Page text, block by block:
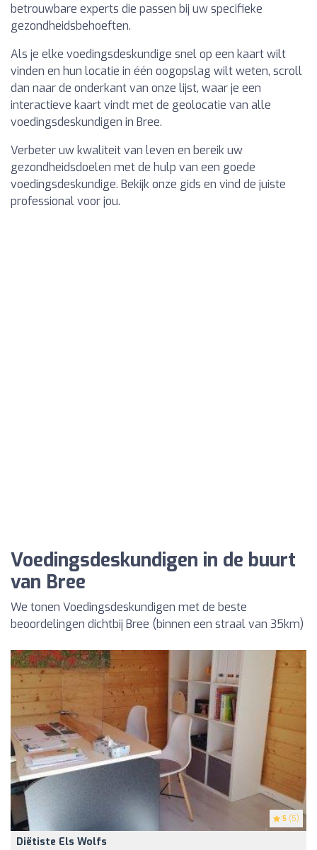
betrouwbare experts die passen bij uw specifieke
gezondheidsbehoeften.
Als je elke voedingsdeskundige snel op een kaart wilt
vinden en hun locatie in één oogopslag wilt weten, scroll
dan naar de onderkant van onze lijst, waar je een
interactieve kaart vindt met de geolocatie van alle
voedingsdeskundigen in Bree.
Verbeter uw kwaliteit van leven en bereik uw
gezondheidsdoelen met de hulp van een goede
voedingsdeskundige. Bekijk onze gids en vind de juiste
professional voor jou.
Voedingsdeskundigen in de buurt
van Bree
We tonen Voedingsdeskundigen met de beste
beoordelingen dichtbij Bree (binnen een straal van 35km)
5 (5)
Diëtiste Els Wolfs